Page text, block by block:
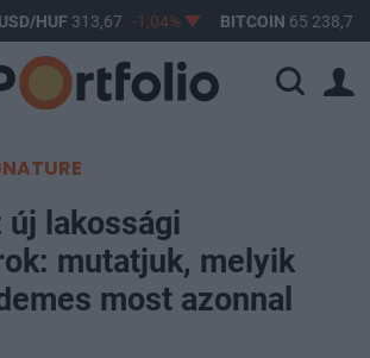
USD/HUF313,67 -1,04% BITCOIN65 238,71
új lakossági
mutatjuk, melyik
most azonnal